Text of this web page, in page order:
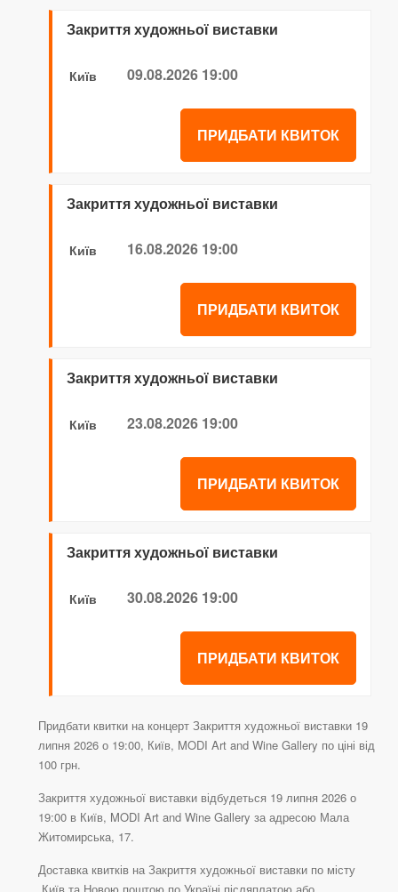
Закриття художньої виставки
Київ 09.08.2026 19:00
ПРИДБАТИ КВИТОК
Закриття художньої виставки
Київ 16.08.2026 19:00
ПРИДБАТИ КВИТОК
Закриття художньої виставки
Київ 23.08.2026 19:00
ПРИДБАТИ КВИТОК
Закриття художньої виставки
Київ 30.08.2026 19:00
ПРИДБАТИ КВИТОК
Придбати квитки на концерт Закриття художньої виставки 19
липня 2026 о 19:00, Київ, MODI Art and Wine Gallery по ціні від
100 грн.
Закриття художньої виставки відбудеться 19 липня 2026 о
19:00 в Київ, MODI Art and Wine Gallery за адресою Мала
Житомирська, 17.
Доставка квитків на Закриття художньої виставки по місту